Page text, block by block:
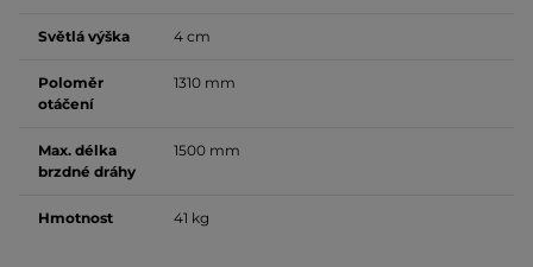
Světlá výška 4 cm
Poloměr
otáčení
1310 mm
Max. délka
brzdné dráhy
1500 mm
Hmotnost 41 kg